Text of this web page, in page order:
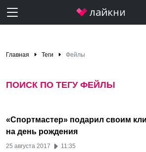
Главная Теги Фейлы
ПОИСК ПО ТЕГУ ФЕЙЛЫ
«Спортмастер» подарил своим
на день рождения
25 августа 2017 11:35